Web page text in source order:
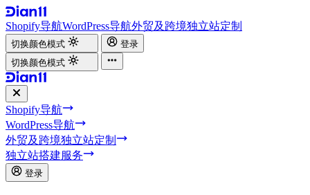
Shopify导航WordPress导航外贸及跨境独立站定制
切换颜色模式
登录
切换颜色模式
Shopify导航
WordPress导航
外贸及跨境独立站定制
独立站搭建服务
登录